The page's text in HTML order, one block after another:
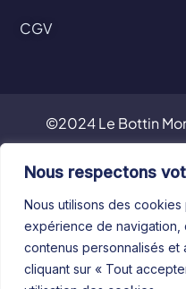
Nous respectons
Nous utilisons des
expérience de navigation,
contenus personnalisés et
cliquant sur « Tout
CGV
©2024 Le Bottin